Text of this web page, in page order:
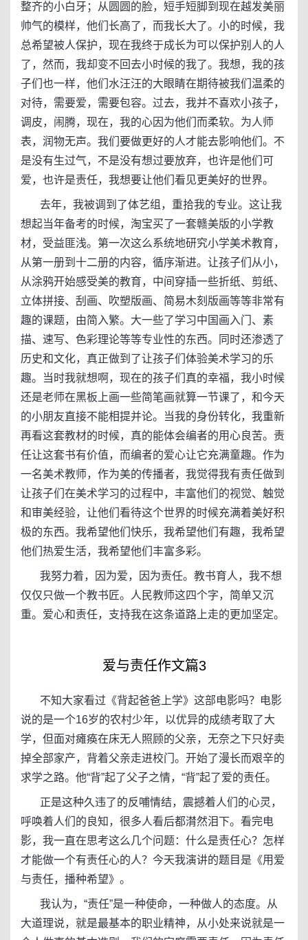
整齐的小白牙；从圆圆的脸，短手短脚到现在越发美丽
帅气的模样，他们长高了，而我长大了。小的时候，我
总希望被人保护，现在我终于成长为可以保护别人的人
了，然而，我却变不回去小时候的我了。我想，我的孩
子们也一样，他们水汪汪的大眼睛在期待被我们温柔的
对待，需要爱，需要包容。过去，我并不喜欢小孩子，
调皮，闹腾，现在，我的心因为他们而柔软。为人师
表，润物无声。我们要做更好的人才能去影响他们。不
是没有生过气，不是没有想过要放弃，也许是他们可
爱，也许是责任，我想要让他们看见更美好的世界。
去年，我被调到了体艺组，重拾我的专业。这让我
想起当年备考的时候，淘宝买了一套赣美版的小学教
材，受益匪浅。第一次这么系统地研究小学美术教育，
从第一册到十二册的内容，循序渐进。让孩子们从小，
从涂鸦开始感受美的教育，中间穿插一些折纸、剪纸、
立体拼接、刮画、吹塑版画、简易木刻版画等等非常有
趣的课题，由简入繁。大一些了学习中国画入门、素
描、速写、色彩理论等等专业性的东西。同时还渗透了
历史和文化，真正做到了让孩子们体验美术学习的乐
趣。当时我就想啊，现在的孩子们真的幸福，我小时候
还是老师在黑板上画一些简笔画就算一节课了，和今天
的小朋友直接不能相提并论。当我的身份转化，我重新
再看这套教材的时候，真的能体会编者的用心良苦。责
任让这套书有价值，而编者的爱心让它充满童趣。作为
一名美术教师，作为美的传播者，我觉得我有责任做到
让孩子们在美术学习的过程中，丰富他们的视觉、触觉
和审美经验，让他们看待这个世界的时候充满着美好积
极的东西。我希望他们快乐，我希望他们有趣，我希望
他们热爱生活，我希望他们丰富多彩。
我努力着，因为爱，因为责任。教书育人，我不想
仅仅只做一个教书匠。人民教师这四个字，简单又沉
重。爱心和责任，支持我在这条道路上走的更加坚定。
爱与责任作文篇3
不知大家看过《背起爸爸上学》这部电影吗？电影
说的是一个16岁的农村少年，以优异的成绩考取了大
学，但面对瘫痪在床无人照顾的父亲，无奈之下只好卖
掉全部家产，背着父亲走进校门。开始了漫长而艰辛的
求学之路。他“背”起了父子之情，“背”起了爱的责任。
正是这种久违了的反哺情结，震撼着人们的心灵，
呼唤着人们的良知，很多人看后都潸然泪下。看完电
影，我一直在思考这么几个问题：什么是责任心？怎样
才能做一个有责任心的人？今天我演讲的题目是《用爱
与责任，播种希望》。
我认为，“责任”是一种使命，一种做人的态度。从
大道理说，就是最基本的职业精神，从小处来说就是一